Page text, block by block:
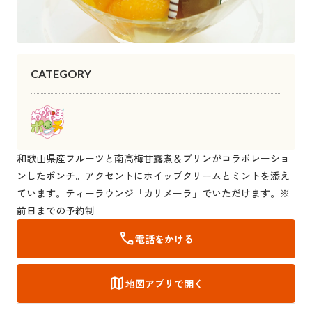
CATEGORY
和歌山県産フルーツと南高梅甘露煮＆プリンがコラボレーショ
ンしたポンチ。アクセントにホイップクリームとミントを添え
ています。ティーラウンジ「カリメーラ」でいただけます。※
前日までの予約制
call電話をかける
map地図アプリで開く